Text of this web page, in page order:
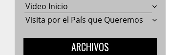
Video Inicio
Visita por el País que Queremos
ARCHIVOS